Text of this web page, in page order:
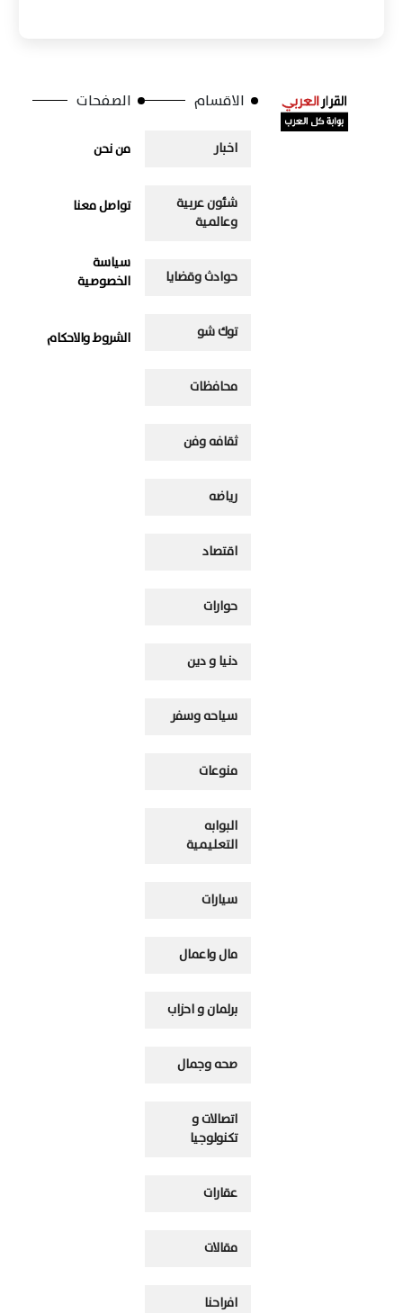
الاقسام
اخبار
شئون عربية
وعالمية
حوادث وقضايا
توك شو
محافظات
ثقافه وفن
رياضه
اقتصاد
حوارات
دنيا و دين
سياحه وسفر
منوعات
البوابه
التعليمية
سيارات
مال واعمال
برلمان و احزاب
صحه وجمال
اتصالات و
تكنولوجيا
عقارات
مقالات
افراحنا
الصفحات
من نحن
تواصل معنا
سياسة
الخصوصية
الشروط والاحكام